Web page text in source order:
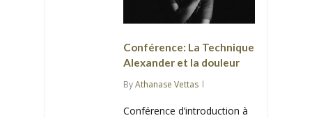
Conférence: La Technique
Alexander et la douleur
ByAthanase Vettas
Conférence d’introduction à